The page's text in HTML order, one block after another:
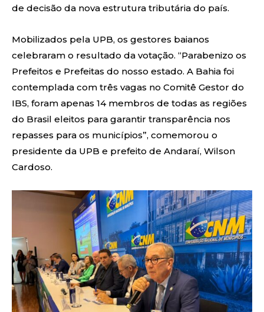
de decisão da nova estrutura tributária do país.
Mobilizados pela UPB, os gestores baianos
celebraram o resultado da votação. “Parabenizo os
Prefeitos e Prefeitas do nosso estado. A Bahia foi
contemplada com três vagas no Comitê Gestor do
IBS, foram apenas 14 membros de todas as regiões
do Brasil eleitos para garantir transparência nos
repasses para os municípios”, comemorou o
presidente da UPB e prefeito de Andaraí, Wilson
Cardoso.